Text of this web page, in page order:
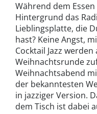
Während dem
Hintergrund das
Lieblingsplatte, die
hast? Keine Angst,
Cocktail Jazz
Weihnachtsrunde
Weihnachtsabend
der bekanntesten
in jazziger Version.
dem Tisch ist dabei